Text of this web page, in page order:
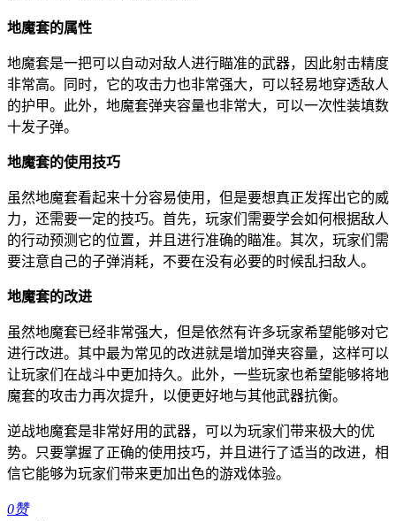
地魔套的属性
地魔套是一把可以自动对敌人进行瞄准的武器，因此射击精度
非常高。同时，它的攻击力也非常强大，可以轻易地穿透敌人
的护甲。此外，地魔套弹夹容量也非常大，可以一次性装填数
十发子弹。
地魔套的使用技巧
虽然地魔套看起来十分容易使用，但是要想真正发挥出它的威
力，还需要一定的技巧。首先，玩家们需要学会如何根据敌人
的行动预测它的位置，并且进行准确的瞄准。其次，玩家们需
要注意自己的子弹消耗，不要在没有必要的时候乱扫敌人。
地魔套的改进
虽然地魔套已经非常强大，但是依然有许多玩家希望能够对它
进行改进。其中最为常见的改进就是增加弹夹容量，这样可以
让玩家们在战斗中更加持久。此外，一些玩家也希望能够将地
魔套的攻击力再次提升，以便更好地与其他武器抗衡。
逆战地魔套是非常好用的武器，可以为玩家们带来极大的优
势。只要掌握了正确的使用技巧，并且进行了适当的改进，相
信它能够为玩家们带来更加出色的游戏体验。
0赞